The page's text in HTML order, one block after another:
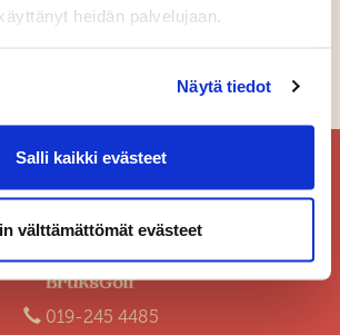
heidän palvelujaan.
Näytä tiedot
Salli kaikki evästeet
välttämättömät evästeet
vain 110 e
019-245 4485